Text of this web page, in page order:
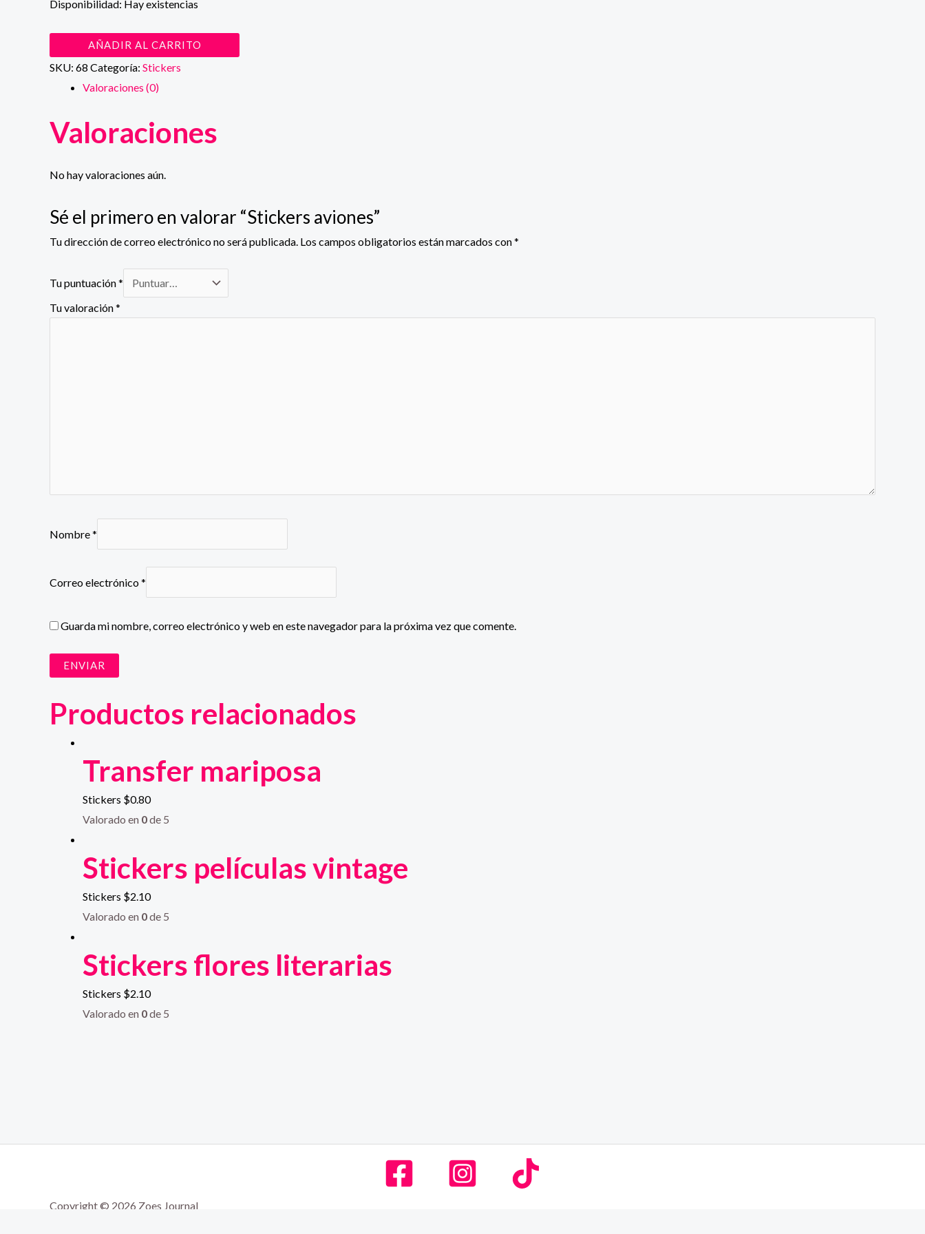
Disponibilidad: Hay existencias
aviones
cantidad
AÑADIR AL CARRITO
SKU: 68 Categoría: Stickers
Valoraciones (0)
Valoraciones
No hay valoraciones aún.
Sé el primero en valorar “Stickers aviones”
Tu dirección de correo electrónico no será publicada. Los campos obligatorios están marcados con*
Tu puntuación*
Tu valoración*
Nombre*
Correo electrónico*
Guarda mi nombre, correo electrónico y web en este navegador para la próxima vez que comente.
Productos relacionados
Transfer mariposa
Stickers $0.80
Valorado en 0de 5
Stickers películas vintage
Stickers $2.10
Valorado en 0de 5
Stickers flores literarias
Stickers $2.10
Valorado en 0de 5
Copyright © 2026 Zoes Journal